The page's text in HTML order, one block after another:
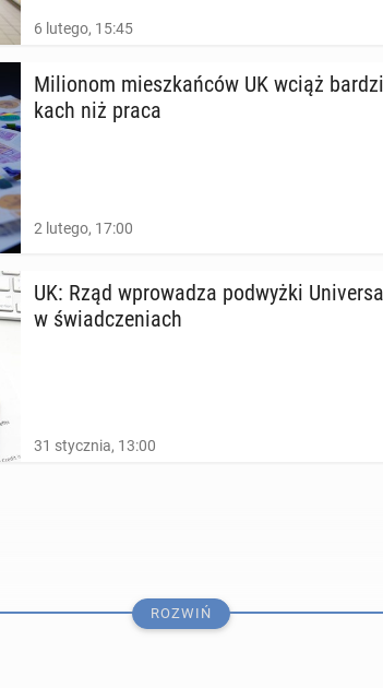
6 lutego, 15:45
Mi­lio­nom miesz­kań­ców UK wciąż
kach niż praca
2 lutego, 17:00
UK: Rząd wpro­wa­dza pod­wyż­ki
w świad­cze­niach
31 stycznia, 13:00
ROZWIŃ